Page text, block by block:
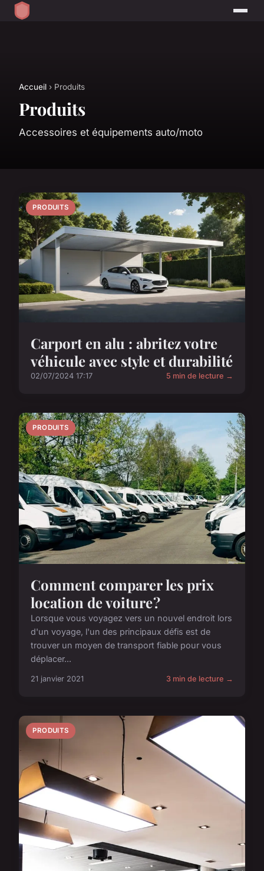
Accueil › Produits
Produits
Accessoires et équipements auto/moto
PRODUITS
Carport en alu : abritez votre
véhicule avec style et durabilité
02/07/2024 17:17 5 min de lecture →
PRODUITS
Comment comparer les prix
location de voiture ?
Lorsque vous voyagez vers un nouvel endroit lors
d'un voyage, l'un des principaux défis est de
trouver un moyen de transport fiable pour vous
déplacer...
21 janvier 2021 3 min de lecture →
PRODUITS